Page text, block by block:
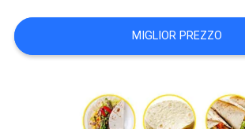
MAPPA
DEL
MIGLIOR PREZZO